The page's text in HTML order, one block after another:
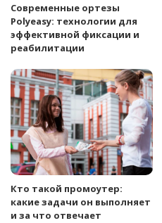
Современные ортезы
Polyeasy: технологии для
эффективной фиксации и
реабилитации
Кто такой промоутер:
какие задачи он выполняет
и за что отвечает